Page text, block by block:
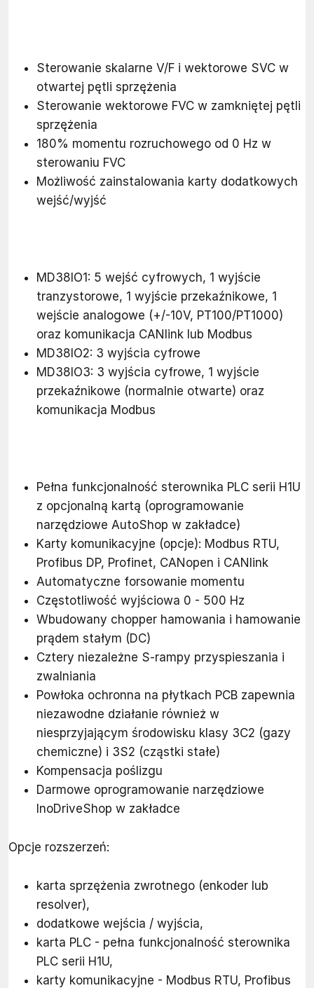
Sterowanie skalarne V/F i wektorowe SVC w
otwartej pętli sprzężenia
Sterowanie wektorowe FVC w zamkniętej pętli
sprzężenia
180% momentu rozruchowego od 0 Hz w
sterowaniu FVC
Możliwość zainstalowania karty dodatkowych
wejść/wyjść
MD38IO1: 5 wejść cyfrowych, 1 wyjście
tranzystorowe, 1 wyjście przekaźnikowe, 1
wejście analogowe (+/-10V, PT100/PT1000)
oraz komunikacja CANlink lub Modbus
MD38IO2: 3 wyjścia cyfrowe
MD38IO3: 3 wyjścia cyfrowe, 1 wyjście
przekaźnikowe (normalnie otwarte) oraz
komunikacja Modbus
Pełna funkcjonalność sterownika PLC serii H1U
z opcjonalną kartą (oprogramowanie
narzędziowe AutoShop w zakładce)
Karty komunikacyjne (opcje): Modbus RTU,
Profibus DP, Profinet, CANopen i CANlink
Automatyczne forsowanie momentu
Częstotliwość wyjściowa 0 - 500 Hz
Wbudowany chopper hamowania i hamowanie
prądem stałym (DC)
Cztery niezależne S-rampy przyspieszania i
zwalniania
Powłoka ochronna na płytkach PCB zapewnia
niezawodne działanie również w
niesprzyjającym środowisku klasy 3C2 (gazy
chemiczne) i 3S2 (cząstki stałe)
Kompensacja poślizgu
Darmowe oprogramowanie narzędziowe
InoDriveShop w zakładce
Opcje rozszerzeń:
karta sprzężenia zwrotnego (enkoder lub
resolver),
dodatkowe wejścia / wyjścia,
karta PLC - pełna funkcjonalność sterownika
PLC serii H1U,
karty komunikacyjne - Modbus RTU, Profibus